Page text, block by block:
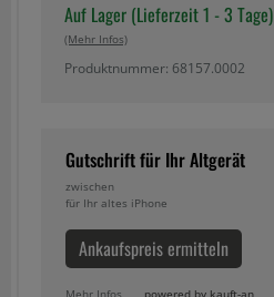
Auf Lager (Lieferzeit 1 - 3 Tage)
(mehr Infos)
Produktnummer: 68157.0002
Gutschrift für Ihr Altgerät
zwischen
für Ihr altes iPhone
Ankaufspreis ermitteln